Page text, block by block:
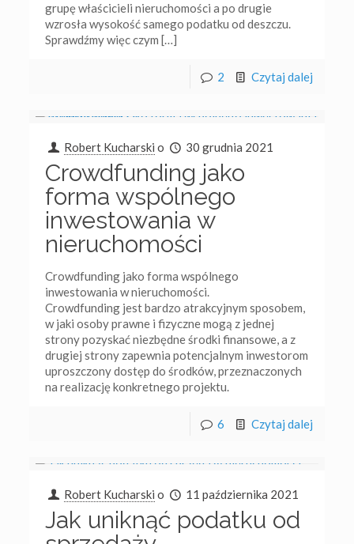
grupę właścicieli nieruchomości a po drugie
wzrosła wysokość samego podatku od deszczu.
Sprawdźmy więc czym […]
2 Czytaj dalej
Robert Kucharski o 30 grudnia 2021
Crowdfunding jako
forma wspólnego
inwestowania w
nieruchomości
Crowdfunding jako forma wspólnego
inwestowania w nieruchomości.
Crowdfunding jest bardzo atrakcyjnym sposobem,
w jaki osoby prawne i fizyczne mogą z jednej
strony pozyskać niezbędne środki finansowe, a z
drugiej strony zapewnia potencjalnym inwestorom
uproszczony dostęp do środków, przeznaczonych
na realizację konkretnego projektu.
6 Czytaj dalej
Robert Kucharski o 11 października 2021
Jak uniknąć podatku od